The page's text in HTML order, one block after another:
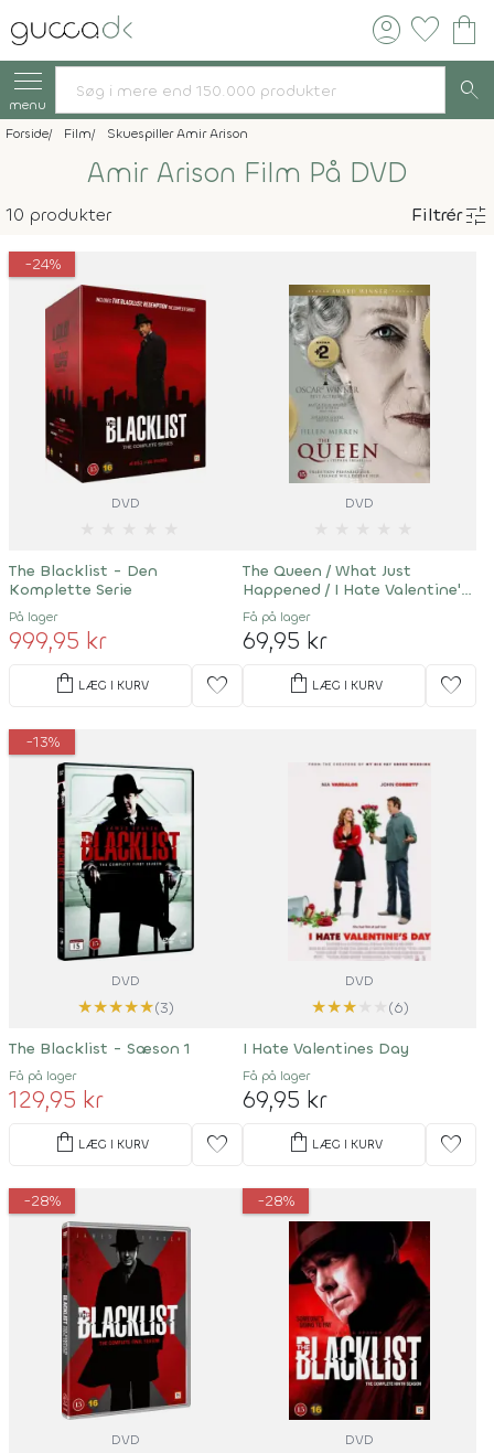
account_circle favorite shopping_bag
menu search
Forside Film Skuespiller Amir Arison
Amir Arison Film På DVD
10 produkter Filtrértune
-24%
DVD
The Blacklist - Den
Komplette Serie
På lager
999,95 kr
shopping_bag LÆG I KURV favorite
DVD
The Queen / What Just
Happened / I Hate Valentine's
Day
Få på lager
69,95 kr
shopping_bag LÆG I KURV favorite
-13%
DVD
★★★★★(3)
The Blacklist - Sæson 1
Få på lager
129,95 kr
shopping_bag LÆG I KURV favorite
DVD
★★★
(6)
I Hate Valentines Day
Få på lager
69,95 kr
shopping_bag LÆG I KURV favorite
-28%
DVD
-28%
DVD